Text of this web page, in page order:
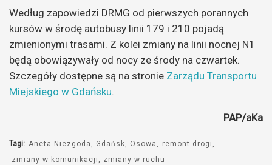
Według zapowiedzi DRMG od pierwszych porannych
kursów w środę autobusy linii 179 i 210 pojadą
zmienionymi trasami. Z kolei zmiany na linii nocnej N1
będą obowiązywały od nocy ze środy na czwartek.
Szczegóły dostępne są na stronie Zarządu Transportu
Miejskiego w Gdańsku.
PAP/aKa
Tagi: Aneta Niezgoda Gdańsk Osowa
remont drogi
zmiany w komunikacji
zmiany w ruchu